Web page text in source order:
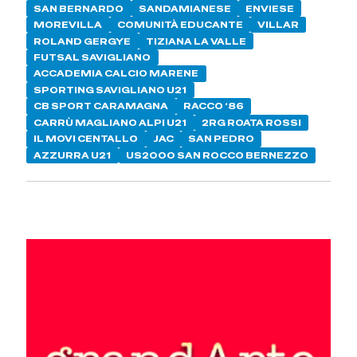
SAN BERNARDO SANDAMIANESE
ENVIESE
MOREVILLA
COMUNITÀ EDUCANTE
VILLAR
ROLAND GERGYE
TIZIANA LA VALLE
FUTSAL SAVIGLIANO
ACCADEMIA CALCIO MARENE
SPORTING SAVIGLIANO U21
CB SPORT CARAMAGNA
RACCO ‘86
CARRÙ MAGLIANO ALPI U21
2RG ROATA ROSSI
IL MOVI CENTALLO
JAC
SAN PEDRO
AZZURRA U21
US2000 SAN ROCCO BERNEZZO